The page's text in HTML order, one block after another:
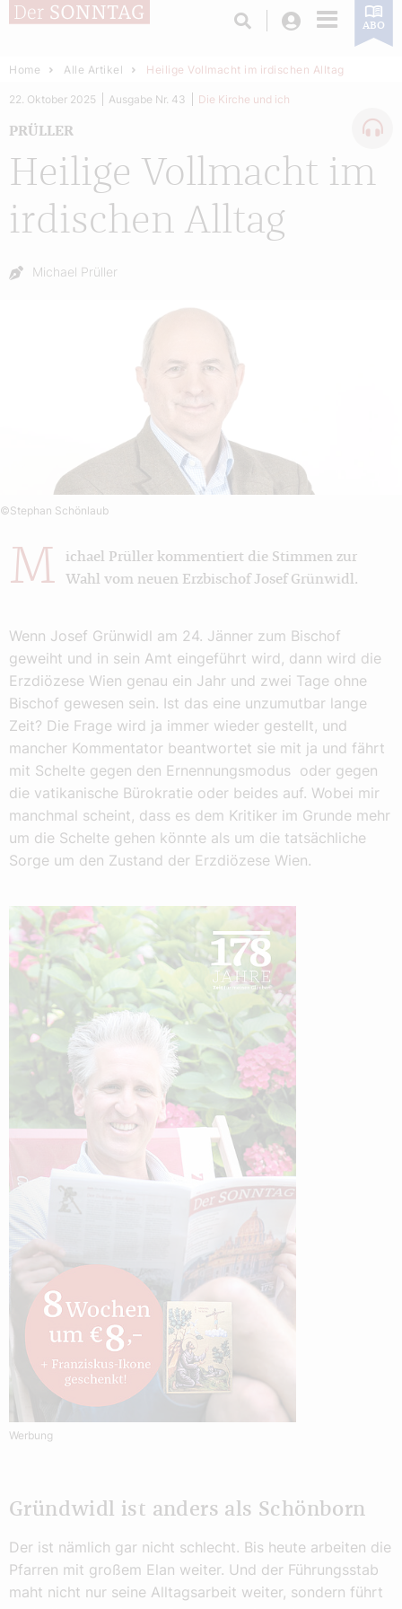
Login ABO
Home Alle Artikel Heilige Vollmacht im irdischen Alltag
Heilige Vollmacht im
irdischen Alltag
PRÜLLER
22. Oktober 2025 Ausgabe Nr. 43 Die Kirche und ich
Autor:
Michael Prüller
©Stephan Schönlaub
M
ichael Prüller kommentiert die Stimmen zur
Wahl vom neuen Erzbischof Josef Grünwidl.
Wenn Josef Grünwidl am 24. Jänner zum Bischof
geweiht und in sein Amt eingeführt wird, dann wird die
Erzdiözese Wien genau ein Jahr und zwei Tage ohne
Bischof gewesen sein. Ist das eine unzumutbar lange
Zeit? Die Frage wird ja immer wieder gestellt, und
mancher Kommentator beantwortet sie mit ja und fährt
mit Schelte gegen den Ernennungsmodus oder gegen
die vatikanische Bürokratie oder beides auf. Wobei mir
manchmal scheint, dass es dem Kritiker im Grunde mehr
um die Schelte gehen könnte als um die tatsächliche
Sorge um den Zustand der Erzdiözese Wien.
Werbung
Gründwidl ist anders als Schönborn
Der ist nämlich gar nicht schlecht. Bis heute arbeiten die
Pfarren mit großem Elan weiter. Und der Führungsstab
maht nicht nur seine Alltagsarbeit weiter, sondern führt